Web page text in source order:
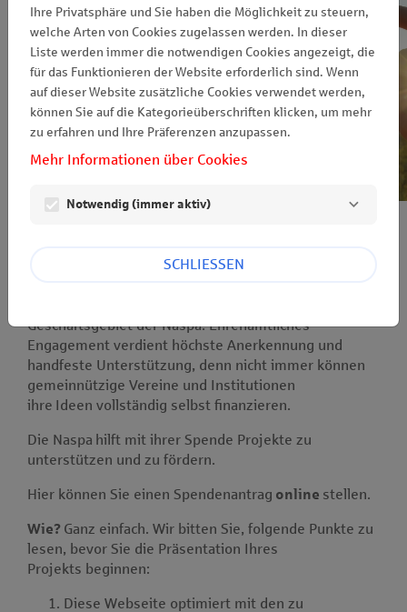
von Naspa-Spenden sowie Zuwendungen
Geschäftsgebiet der Naspa. Ehrenamtliches
Engagement verdient höchste Anerkennung und
handfeste Unterstützung, denn nicht immer können
gemeinnützige Vereine und Institutionen
ihre Ideen vollständig selbst finanzieren.
Die Naspa hilft mit ihrer Spende Projekte zu
unterstützen und zu fördern.
Hier können Sie einen Spendenantrag online stellen.
Wie? Ganz einfach. Wir bitten Sie, folgende Punkte zu
lesen, bevor Sie die Präsentation Ihres
Projekts beginnen:
Diese Webseite optimiert mit den zu
Ihre Privatsphäre und Sie haben die Möglichkeit zu steuern,
welche Arten von Cookies zugelassen werden. In dieser
Liste werden immer die notwendigen Cookies angezeigt, die
für das Funktionieren der Website erforderlich sind. Wenn
auf dieser Website zusätzliche Cookies verwendet werden,
können Sie auf die Kategorieüberschriften klicken, um mehr
zu erfahren und Ihre Präferenzen anzupassen.
Mehr Informationen über Cookies
Notwendig (immer aktiv)
SCHLIESSEN